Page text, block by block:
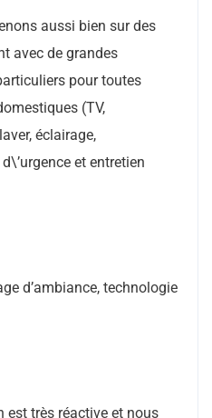
aussi bien sur des
avec de grandes
pour toutes
(TV,
éclairage,
et entretien
d’ambiance, technologie
est très réactive et nous